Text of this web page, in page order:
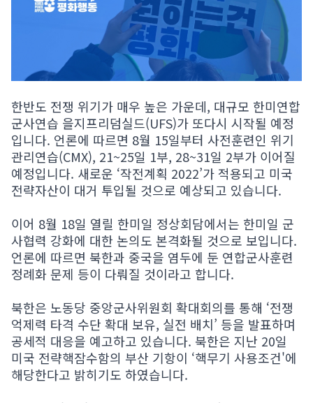
한반도 전쟁 위기가 매우 높은 가운데, 대규모 한미연합
군사연습 을지프리덤실드(UFS)가 또다시 시작될 예정
입니다. 언론에 따르면 8월 15일부터 사전훈련인 위기
관리연습(CMX), 21~25일 1부, 28~31일 2부가 이어질
예정입니다. 새로운 ‘작전계획 2022’가 적용되고 미국
전략자산이 대거 투입될 것으로 예상되고 있습니다.
이어 8월 18일 열릴 한미일 정상회담에서는 한미일 군
사협력 강화에 대한 논의도 본격화될 것으로 보입니다.
언론에 따르면 북한과 중국을 염두에 둔 연합군사훈련
정례화 문제 등이 다뤄질 것이라고 합니다.
북한은 노동당 중앙군사위원회 확대회의를 통해 ‘전쟁
억제력 타격 수단 확대 보유, 실전 배치’ 등을 발표하며
공세적 대응을 예고하고 있습니다. 북한은 지난 20일
미국 전략핵잠수함의 부산 기항이 ‘핵무기 사용조건'에
해당한다고 밝히기도 하였습니다.